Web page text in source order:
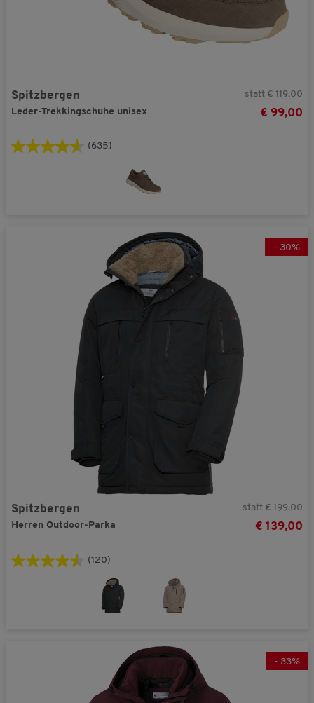
Spitzbergen
Leder-Trekkingschuhe unisex
statt € 119,00
€ 99,00
(635)
- 30%
Spitzbergen
Herren Outdoor-Parka
statt € 199,00
€ 139,00
(120)
- 33%